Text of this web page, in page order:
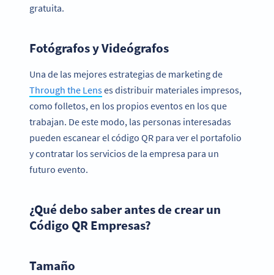
gratuita.
Fotógrafos y Videógrafos
Una de las mejores estrategias de marketing de
Through the Lenses distribuir materiales impresos,
como folletos, en los propios eventos en los que
trabajan. De este modo, las personas interesadas
pueden escanear el código QR para ver el portafolio
y contratar los servicios de la empresa para un
futuro evento.
¿Qué debo saber antes de crear un
Código QR Empresas?
Tamaño